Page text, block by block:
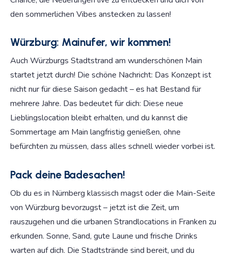
den sommerlichen Vibes anstecken zu lassen!
Würzburg: Mainufer, wir kommen!
Auch Würzburgs Stadtstrand am wunderschönen Main
startet jetzt durch! Die schöne Nachricht: Das Konzept ist
nicht nur für diese Saison gedacht – es hat Bestand für
mehrere Jahre. Das bedeutet für dich: Diese neue
Lieblingslocation bleibt erhalten, und du kannst die
Sommertage am Main langfristig genießen, ohne
befürchten zu müssen, dass alles schnell wieder vorbei ist.
Pack deine Badesachen!
Ob du es in Nürnberg klassisch magst oder die Main-Seite
von Würzburg bevorzugst – jetzt ist die Zeit, um
rauszugehen und die urbanen Strandlocations in Franken zu
erkunden. Sonne, Sand, gute Laune und frische Drinks
warten auf dich. Die Stadtstrände sind bereit, und du